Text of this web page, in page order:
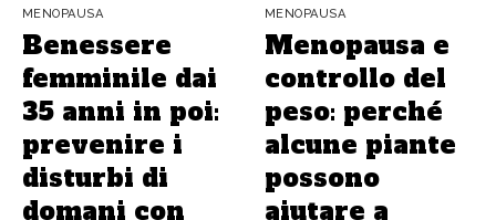
MENOPAUSA
Benessere
femminile dai
35 anni in poi:
prevenire i
disturbi di
domani con
MENOPAUSA
Menopausa e
controllo del
peso: perché
alcune piante
possono
aiutare a